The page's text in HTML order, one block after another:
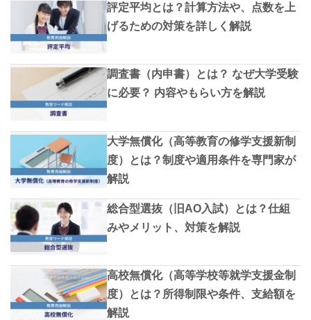
評定平均とは？計算方法や、点数を上
げるための対策を詳しく解説
調査書（内申書）とは？ なぜ大学受験
に必要？ 内容やもらい方を解説
大学無償化（高等教育の修学支援新制
度）とは？制度や適用条件を専門家が
解説
総合型選抜（旧AO入試）とは？仕組
みやメリット、対策を解説
高校無償化（高等学校等就学支援金制
度）とは？所得制限や条件、支給額を
解説